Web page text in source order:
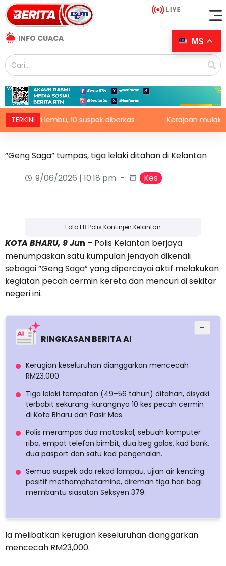
INFO CUACA
TERKINI
lembu, 10 suspek diberkas Kerajaan mulakan
“Geng Saga” tumpas, tiga lelaki ditahan di Kelantan
9/06/2026 | 10:18 pm
Kes
Foto FB Polis Kontinjen Kelantan
KOTA BHARU, 9 Jun – Polis Kelantan berjaya
menumpaskan satu kumpulan jenayah dikenali
sebagai “Geng Saga” yang dipercayai aktif melakukan
kegiatan pecah cermin kereta dan mencuri di sekitar
negeri ini.
RINGKASAN BERITA AI
−
Kerugian keseluruhan dianggarkan mencecah
RM23,000.
Tiga lelaki tempatan (49–56 tahun) ditahan, disyaki
terbabit sekurang-kurangnya 10 kes pecah cermin
di Kota Bharu dan Pasir Mas.
Polis merampas dua motosikal, sebuah komputer
riba, empat telefon bimbit, dua beg galas, kad bank,
dua pasport dan satu kad pengenalan.
Semua suspek ada rekod lampau, ujian air kencing
positif methamphetamine, direman tiga hari bagi
membantu siasatan Seksyen 379.
Ia melibatkan kerugian keseluruhan dianggarkan
mencecah RM23,000.
MS